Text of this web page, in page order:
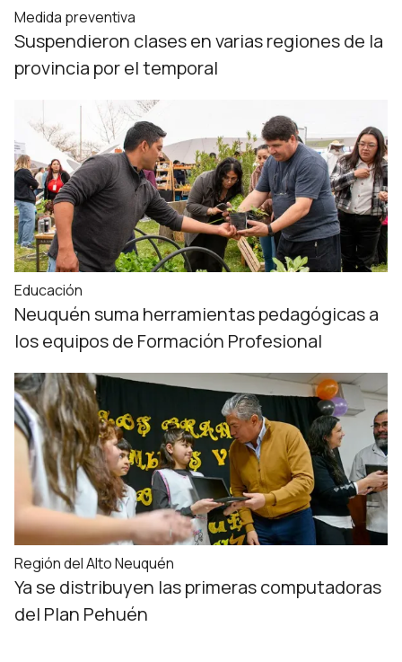
Medida preventiva
Suspendieron clases en varias regiones de la
provincia por el temporal
Educación
Neuquén suma herramientas pedagógicas a
los equipos de Formación Profesional
Región del Alto Neuquén
Ya se distribuyen las primeras computadoras
del Plan Pehuén